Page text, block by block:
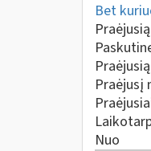
Bet
Praėjusį
Nuo